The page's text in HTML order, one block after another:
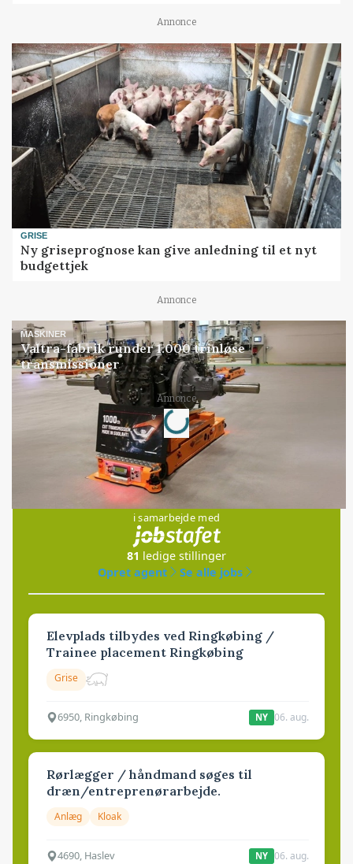
Annonce
GRISE
Ny griseprognose kan give anledning til et nyt
budgettjek
Annonce
MASKINER
Valtra-fabrik runder 1.000 trinløse
transmissioner
Annonce
Loading...
Jobs
i samarbejde med
81 ledige stillinger
Opret agent
Se alle jobs
Elevplads tilbydes ved Ringkøbing /
Trainee placement Ringkøbing
Grise
6950, Ringkøbing NY 06. aug.
Rørlægger / håndmand søges til
dræn/entreprenørarbejde.
Anlæg Kloak
4690, Haslev NY 06. aug.